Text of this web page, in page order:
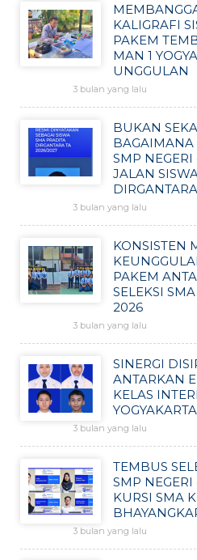
KALIGRAFI
PAKEM
MAN 1
UNGGULAN
3 bulan yang lalu
BUKAN
BAGAIMANA
SMP
JALAN
3 bulan yang lalu
KONSISTEN
PAKEM
SELEKSI
2026
3 bulan yang lalu
SINERGI
ANTARKAN
KELAS
3 bulan yang lalu
TEMBUS
SMP NEGERI
KURSI SMA
3 bulan yang lalu